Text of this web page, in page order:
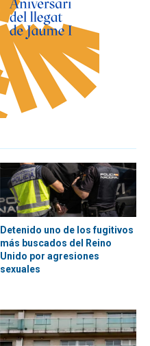
Detenido uno de los fugitivos
más buscados del Reino
Unido por agresiones
sexuales